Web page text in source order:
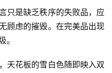
只是缺乏秩序的失败品，应
虑的摧毁。在完美品出现
。
天花板的雪白色随即映入双